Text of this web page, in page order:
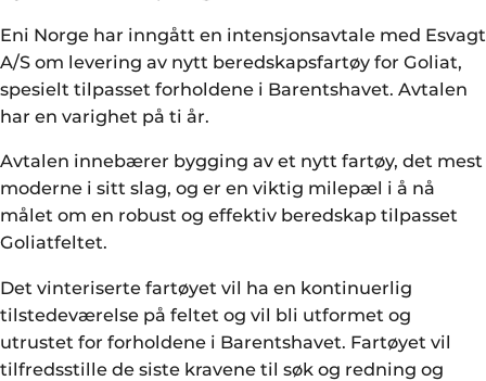
Vår virksomhet
Bærekraft
Medie- og presserom
Eni Norge har inngått en intensjonsavtale med Esvagt
A/S om levering av nytt beredskapsfartøy for Goliat,
spesielt tilpasset forholdene i Barentshavet. Avtalen
har en varighet på ti år.
Avtalen innebærer bygging av et nytt fartøy, det mest
moderne i sitt slag, og er en viktig milepæl i å nå
målet om en robust og effektiv beredskap tilpasset
Goliatfeltet.
Det vinteriserte fartøyet vil ha en kontinuerlig
tilstedeværelse på feltet og vil bli utformet og
utrustet for forholdene i Barentshavet. Fartøyet vil
tilfredsstille de siste kravene til søk og redning og